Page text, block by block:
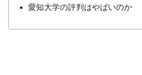
愛知大学の評判はやばいのか